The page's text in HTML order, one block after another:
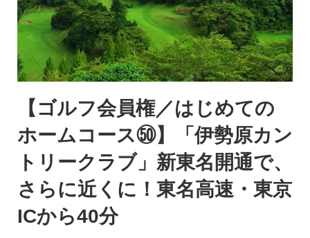
【ゴルフ会員権／はじめての
ホームコース㊿】「伊勢原カン
トリークラブ」新東名開通で、
さらに近くに！東名高速・東京
ICから40分